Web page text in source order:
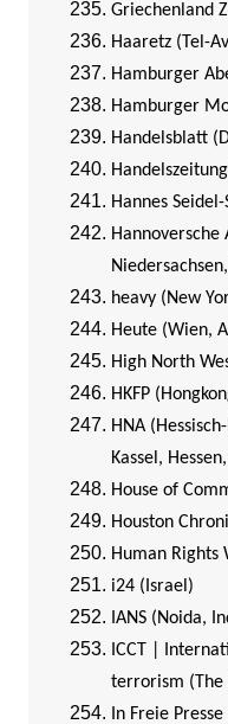
Griechenland
Haaretz (Tel-
Hamburger
Hamburger
Handelsblatt
Hannes
Hannoversche
heavy (New
Heute (Wien,
High North
HKFP
HNA
Kassel,
House of
Houston
Human Rights
i24 (Israel)
IANS (Noida,
ICCT |
terrorism (The
In Freie